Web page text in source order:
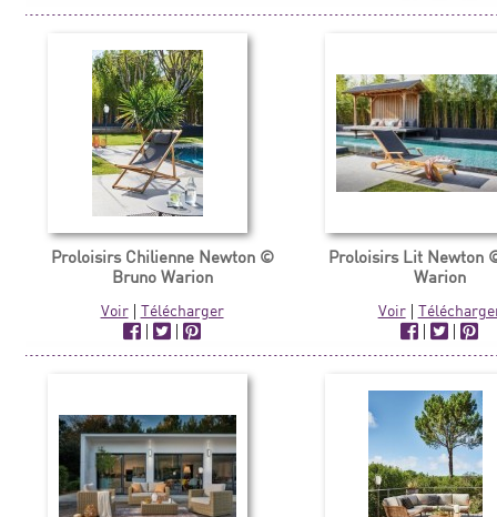
Proloisirs Chilienne Newton ©
Bruno Warion
Voir| Télécharger
|
|
Proloisirs Lit Newton
Warion
Voir|
|
|